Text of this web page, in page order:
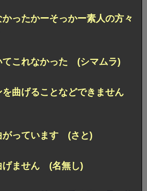
ったかーそっかー素人の方々
てこれなかった (シマムラ)
を曲げることなどできません
がっています (さと)
げません (名無し)